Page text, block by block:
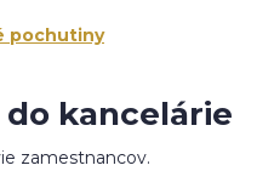
pochutiny
kancelárie
zamestnancov.